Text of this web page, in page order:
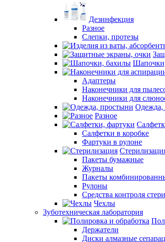
Дезинфекция
Разное
Слепки, протезы
Адаптеры
Наконечники для
Наконечники для
Одежда,
Разное
Салфетки в коробке
Фартуки в рулоне
Пакеты бумажные
Журналы
Пакеты
Рулоны
Средства контроля
Чехлы
Зуботехническая лаборатория
Держатели
Диски алмазные